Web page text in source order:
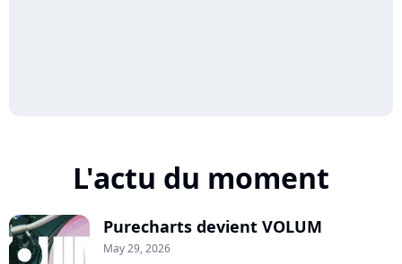
L'actu du moment
Purecharts devient VOLUM
May 29, 2026